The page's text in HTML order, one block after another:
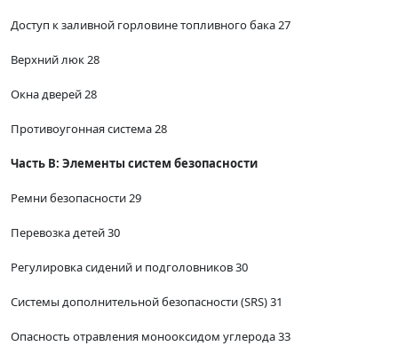
Доступ к заливной горловине топливного бака 27
Верхний люк 28
Окна дверей 28
Противоугонная система 28
Часть В: Элементы систем безопасности
Ремни безопасности 29
Перевозка детей 30
Регулировка сидений и подголовников 30
Системы дополнительной безопасности (SRS) 31
Опасность отравления монооксидом углерода 33